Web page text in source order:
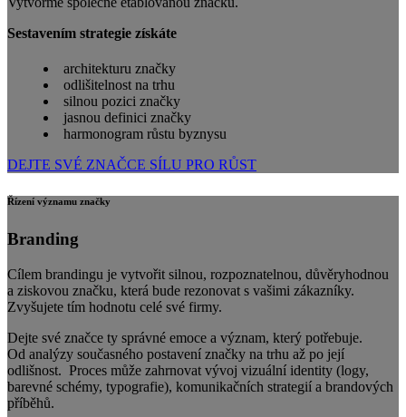
Sestavením strategie získáte
architekturu značky
odlišitelnost na trhu
silnou pozici značky
jasnou definici značky
harmonogram růstu byznysu
DEJTE SVÉ ZNAČCE SÍLU PRO RŮST
Řízení významu značky
Branding
Cílem brandingu je vytvořit silnou, rozpoznatelnou, důvěryhodnou
a ziskovou značku, která bude rezonovat s vašimi zákazníky.
Zvyšujete tím hodnotu celé své firmy.
Dejte své značce ty správné emoce a význam, který potřebuje.
Od analýzy současného postavení značky na trhu až po její
odlišnost. Proces může zahrnovat vývoj vizuální identity (logy,
barevné schémy, typografie), komunikačních strategií a brandových
příběhů.